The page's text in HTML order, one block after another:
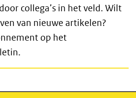
collega’s in het veld. Wilt
van nieuwe artikelen?
op het